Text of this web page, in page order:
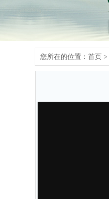
您所在的位置： 首页 >